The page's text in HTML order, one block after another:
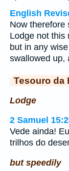
English
Now therefore
Lodge not this
but in any
swallowed up,
Tesouro da
Lodge
2 Samuel
Vede ainda!
trilhos do
but speedily